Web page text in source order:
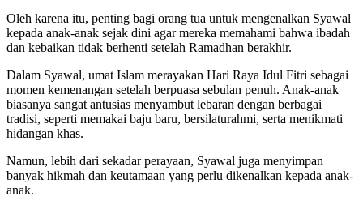
Oleh karena itu, penting bagi orang tua untuk mengenalkan Syawal
kepada anak-anak sejak dini agar mereka memahami bahwa ibadah
dan kebaikan tidak berhenti setelah Ramadhan berakhir.
Dalam Syawal, umat Islam merayakan Hari Raya Idul Fitri sebagai
momen kemenangan setelah berpuasa sebulan penuh. Anak-anak
biasanya sangat antusias menyambut lebaran dengan berbagai
tradisi, seperti memakai baju baru, bersilaturahmi, serta menikmati
hidangan khas.
Namun, lebih dari sekadar perayaan, Syawal juga menyimpan
banyak hikmah dan keutamaan yang perlu dikenalkan kepada anak-
anak.